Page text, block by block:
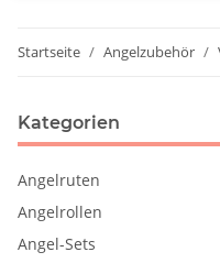
Startseite Angelzubehör
Kategorien
Angelruten
Angelrollen
Angel-Sets